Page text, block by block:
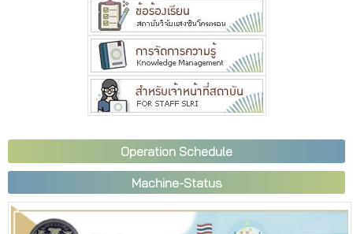
Operation Schedule
Machine-Status